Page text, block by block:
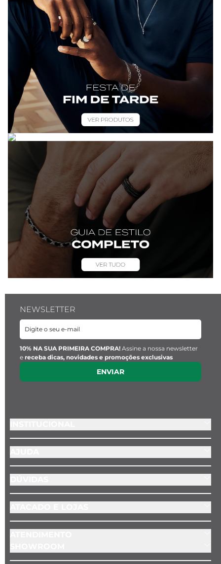
NEWSLETTER
10% NA SUA PRIMEIRA COMPRA! Assine a nossa newsletter
e receba dicas, novidades e promoções exclusivas
ENVIAR